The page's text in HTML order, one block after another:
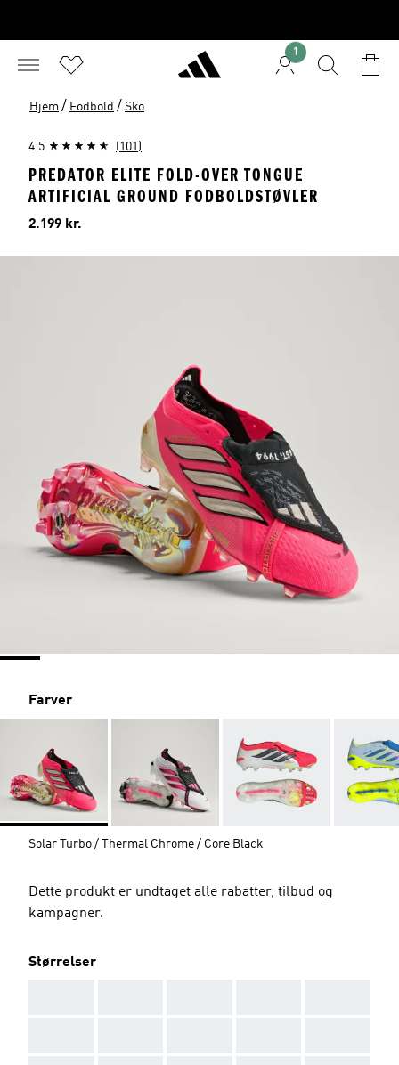
1
Hjem / Fodbold / Sko
4.5 (101)
PREDATOR ELITE FOLD-OVER TONGUE
ARTIFICIAL GROUND FODBOLDSTØVLER
Pris
2.199 kr.
Farver
Solar Turbo / Thermal Chrome / Core Black
Dette produkt er undtaget alle rabatter, tilbud og
kampagner.
Størrelser